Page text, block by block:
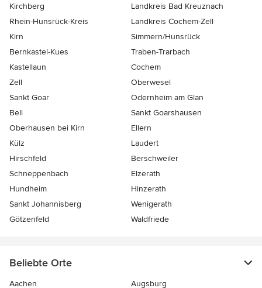
Kirchberg
Landkreis Bad Kreuznach
Rhein-Hunsrück-Kreis
Landkreis Cochem-Zell
Kirn
Simmern/Hunsrück
Bernkastel-Kues
Traben-Trarbach
Kastellaun
Cochem
Zell
Oberwesel
Sankt Goar
Odernheim am Glan
Bell
Sankt Goarshausen
Oberhausen bei Kirn
Ellern
Külz
Laudert
Hirschfeld
Berschweiler
Schneppenbach
Elzerath
Hundheim
Hinzerath
Sankt Johannisberg
Wenigerath
Götzenfeld
Waldfriede
Beliebte Orte
Aachen Augsburg